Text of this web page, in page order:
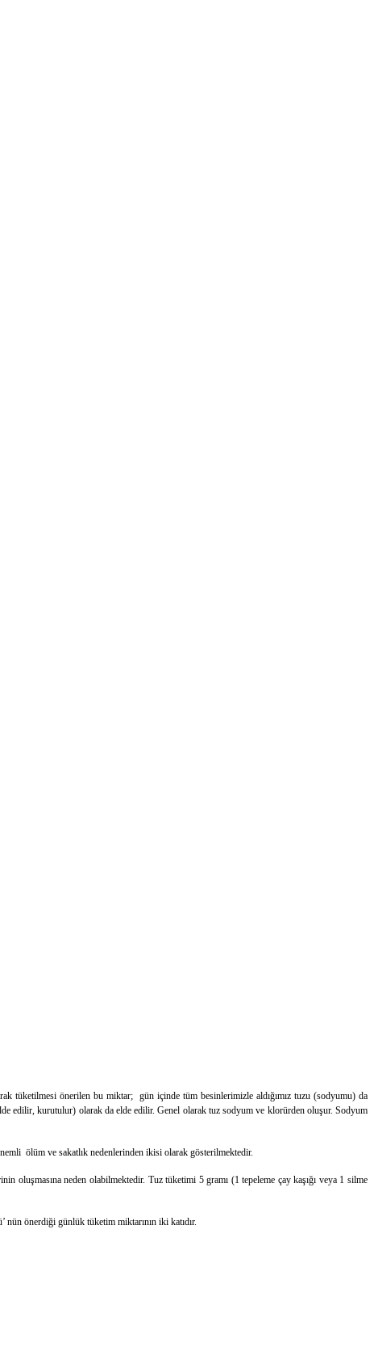
tüketilmesi önerilen bu miktar; gün içinde tüm besinlerimizle aldığımız tuzu (sodyumu) da
edilir, kurutulur) olarak da elde edilir. Genel olarak tuz sodyum ve klorürden oluşur. Sodyum
ölüm ve sakatlık nedenlerinden ikisi olarak gösterilmektedir.
oluşmasına neden olabilmektedir. Tuz tüketimi 5 gramı (1 tepeleme çay kaşığı veya 1 silme
nün önerdiği günlük tüketim miktarının iki katıdır.